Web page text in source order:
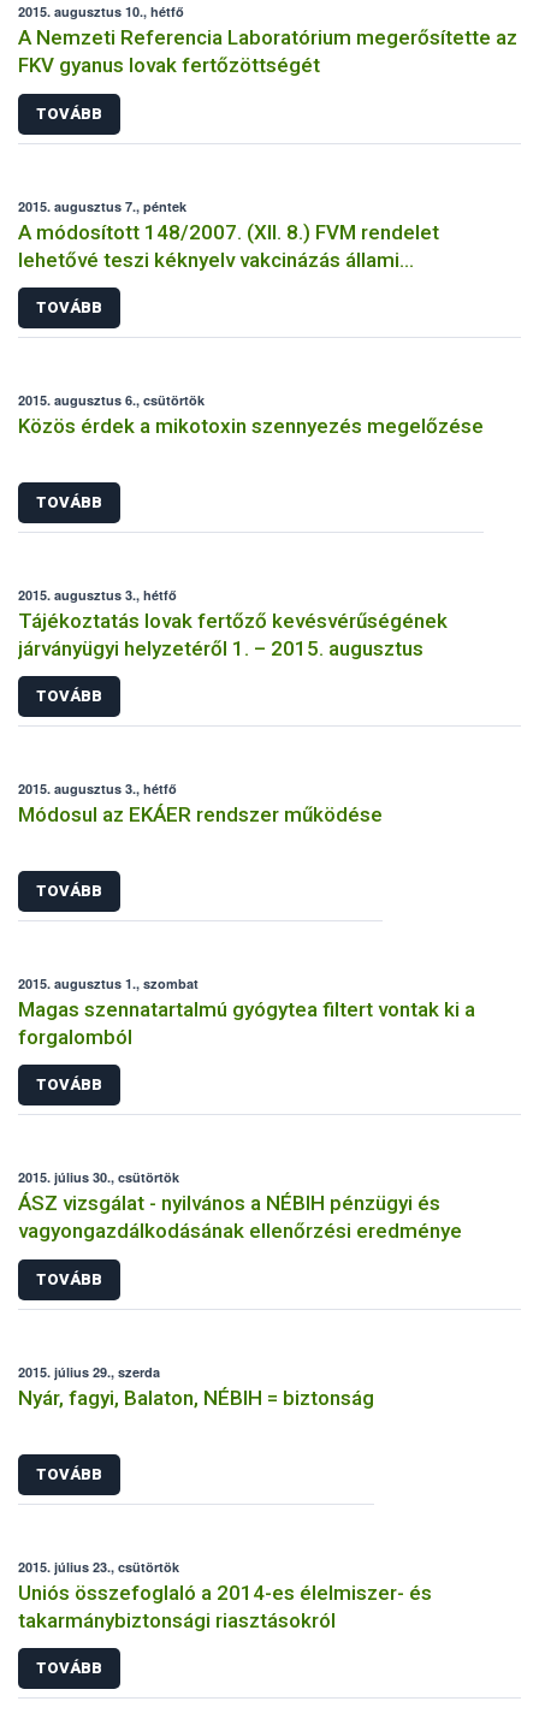
2015. augusztus 10., hétfő
A Nemzeti Referencia Laboratórium megerősítette az
FKV gyanus lovak fertőzöttségét
TOVÁBB
2015. augusztus 7., péntek
A módosított 148/2007. (XII. 8.) FVM rendelet
lehetővé teszi kéknyelv vakcinázás állami
támogatását
TOVÁBB
2015. augusztus 6., csütörtök
Közös érdek a mikotoxin szennyezés megelőzése
TOVÁBB
2015. augusztus 3., hétfő
Tájékoztatás lovak fertőző kevésvérűségének
járványügyi helyzetéről 1. – 2015. augusztus
TOVÁBB
2015. augusztus 3., hétfő
Módosul az EKÁER rendszer működése
TOVÁBB
2015. augusztus 1., szombat
Magas szennatartalmú gyógytea filtert vontak ki a
forgalomból
TOVÁBB
2015. július 30., csütörtök
ÁSZ vizsgálat - nyilvános a NÉBIH pénzügyi és
vagyongazdálkodásának ellenőrzési eredménye
TOVÁBB
2015. július 29., szerda
Nyár, fagyi, Balaton, NÉBIH = biztonság
TOVÁBB
2015. július 23., csütörtök
Uniós összefoglaló a 2014-es élelmiszer- és
takarmánybiztonsági riasztásokról
TOVÁBB